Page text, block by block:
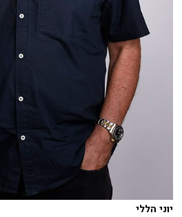
יוני הללי